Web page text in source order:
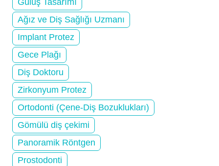
Gülüş Tasarımı
Ağız ve Diş Sağlığı Uzmanı
Implant Protez
Gece Plağı
Diş Doktoru
Zirkonyum Protez
Ortodonti (Çene-Diş Bozuklukları)
Gömülü diş çekimi
Panoramik Röntgen
Prostodonti